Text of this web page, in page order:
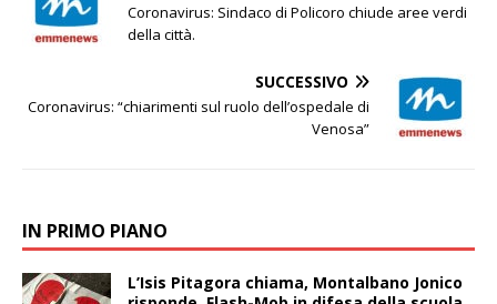
Coronavirus: Sindaco di Policoro chiude aree verdi
della città.
SUCCESSIVO
Coronavirus: “chiarimenti sul ruolo dell’ospedale di
Venosa”
IN PRIMO PIANO
L’Isis Pitagora chiama, Montalbano Jonico